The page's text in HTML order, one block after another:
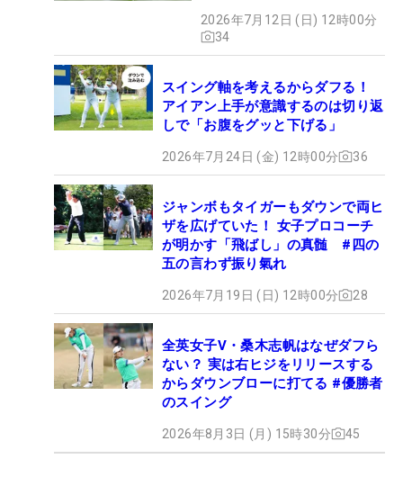
2026年7月12日 (日) 12時00分
34
スイング軸を考えるからダフる！
アイアン上手が意識するのは切り返
しで「お腹をグッと下げる」
2026年7月24日 (金) 12時00分 36
ジャンボもタイガーもダウンで両ヒ
ザを広げていた！ 女子プロコーチ
が明かす「飛ばし」の真髄 #四の
五の言わず振り氣れ
2026年7月19日 (日) 12時00分 28
全英女子V・桑木志帆はなぜダフら
ない？ 実は右ヒジをリリースする
からダウンブローに打てる #優勝者
のスイング
2026年8月3日 (月) 15時30分 45